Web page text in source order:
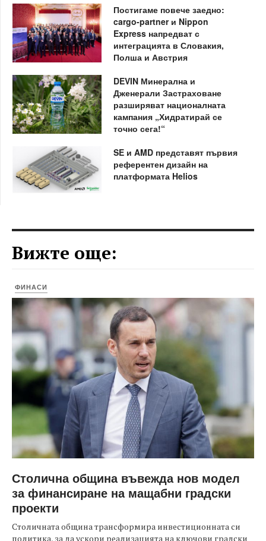
Постигаме повече заедно:
cargo-partner и Nippon
Express напредват с
интеграцията в Словакия,
Полша и Австрия
DEVIN Минерална и
Дженерали Застраховане
разширяват националната
кампания „Хидратирай се
точно сега!“
SE и AMD представят първия
референтен дизайн на
платформата Helios
Вижте още:
ФИНАСИ
Столична община въвежда нов модел
за финансиране на мащабни градски
проекти
Столичната община трансформира инвестиционната си
политика, за да ускори реализацията на ключови градски